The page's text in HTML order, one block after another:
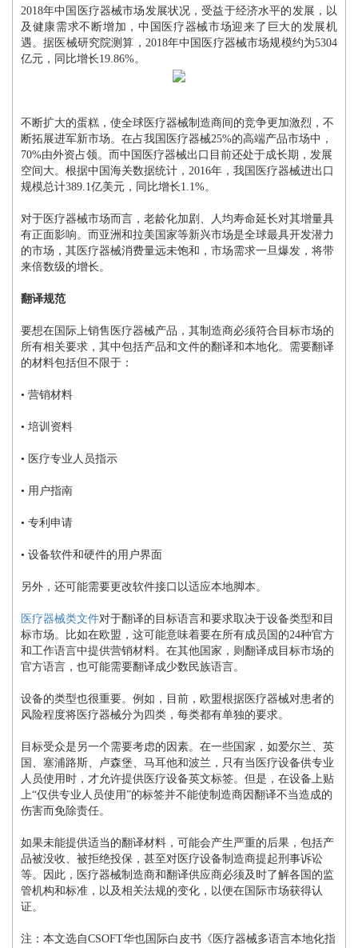
2018年中国医疗器械市场发展状况，受益于经济水平的发展，以
及健康需求不断增加，中国医疗器械市场迎来了巨大的发展机
遇。据医械研究院测算，2018年中国医疗器械市场规模约为5304
亿元，同比增长19.86%。
不断扩大的蛋糕，使全球医疗器械制造商间的竞争更加激烈，不
断拓展进军新市场。在占我国医疗器械25%的高端产品市场中，
70%由外资占领。而中国医疗器械出口目前还处于成长期，发展
空间大。根据中国海关数据统计，2016年，我国医疗器械进出口
规模总计389.1亿美元，同比增长1.1%。
对于医疗器械市场而言，老龄化加剧、人均寿命延长对其增量具
有正面影响。而亚洲和拉美国家等新兴市场是全球最具开发潜力
的市场，其医疗器械消费量远未饱和，市场需求一旦爆发，将带
来倍数级的增长。
翻译规范
要想在国际上销售医疗器械产品，其制造商必须符合目标市场的
所有相关要求，其中包括产品和文件的翻译和本地化。需要翻译
的材料包括但不限于：
• 营销材料
• 培训资料
• 医疗专业人员指示
• 用户指南
• 专利申请
• 设备软件和硬件的用户界面
另外，还可能需要更改软件接口以适应本地脚本。
医疗器械类文件对于翻译的目标语言和要求取决于设备类型和目
标市场。比如在欧盟，这可能意味着要在所有成员国的24种官方
和工作语言中提供营销材料。在其他国家，则翻译成目标市场的
官方语言，也可能需要翻译成少数民族语言。
设备的类型也很重要。例如，目前，欧盟根据医疗器械对患者的
风险程度将医疗器械分为四类，每类都有单独的要求。
目标受众是另一个需要考虑的因素。在一些国家，如爱尔兰、英
国、塞浦路斯、卢森堡、马耳他和波兰，只有当医疗设备供专业
人员使用时，才允许提供医疗设备英文标签。但是，在设备上贴
上“仅供专业人员使用”的标签并不能使制造商因翻译不当造成的
伤害而免除责任。
如果未能提供适当的翻译材料，可能会产生严重的后果，包括产
品被没收、被拒绝投保，甚至对医疗设备制造商提起刑事诉讼
等。因此，医疗器械制造商和翻译供应商必须及时了解各国的监
管机构和标准，以及相关法规的变化，以便在国际市场获得认
证。
注：本文选自CSOFT华也国际白皮书《医疗器械多语言本地化指